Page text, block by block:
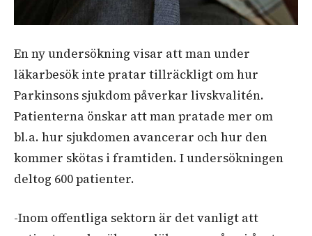
En ny undersökning visar att man under
läkarbesök inte pratar tillräckligt om hur
Parkinsons sjukdom påverkar livskvalitén.
Patienterna önskar att man pratade mer om
bl.a. hur sjukdomen avancerar och hur den
kommer skötas i framtiden. I undersökningen
deltog 600 patienter.
-Inom offentliga sektorn är det vanligt att